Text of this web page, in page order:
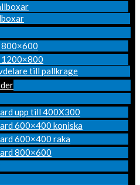
800×600
1200×800
till pallkrage
upp till 400X300
600×400 koniska
600×400 raka
800×600